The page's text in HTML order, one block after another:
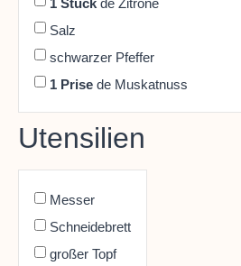
Salz
schwarzer Pfeffer
1 Prise de Muskatnuss
Utensilien
Messer
Schneidebrett
großer Topf